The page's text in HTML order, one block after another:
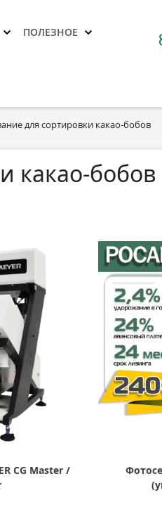
ПОЛЕЗНОЕ
для сортировки какао-бобов
какао-бобов
CG Master /